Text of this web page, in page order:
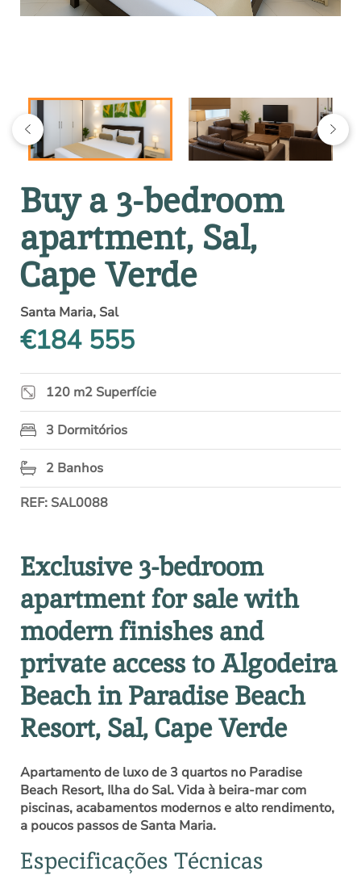
Buy a 3-bedroom
apartment, Sal,
Cape Verde
Santa Maria, Sal
€184 555
120 m2 Superfície
3 Dormitórios
2 Banhos
REF: SAL0088
Exclusive 3-bedroom
apartment for sale with
modern finishes and
private access to Algodeira
Beach in Paradise Beach
Resort, Sal, Cape Verde
Apartamento de luxo de 3 quartos no Paradise
Beach Resort, Ilha do Sal. Vida à beira-mar com
piscinas, acabamentos modernos e alto rendimento,
a poucos passos de Santa Maria.
Especificações Técnicas